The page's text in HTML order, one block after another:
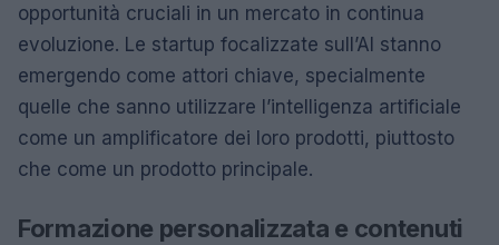
opportunità cruciali in un mercato in continua
evoluzione. Le startup focalizzate sull’AI stanno
emergendo come attori chiave, specialmente
quelle che sanno utilizzare l’intelligenza artificiale
come un amplificatore dei loro prodotti, piuttosto
che come un prodotto principale.
Formazione personalizzata e contenuti